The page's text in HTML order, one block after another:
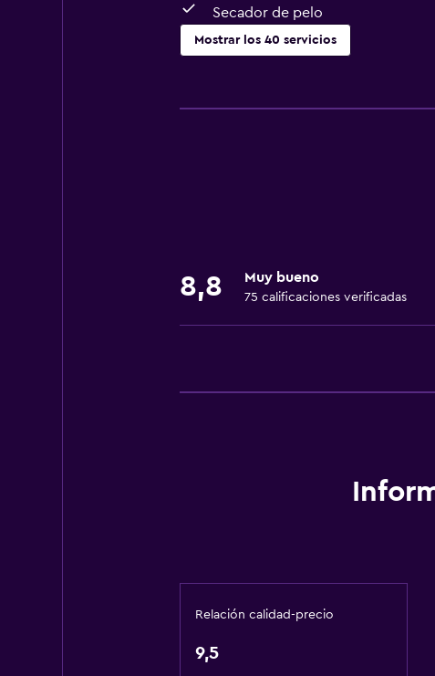
Secador de pelo
Mostrar los 40 servicios
Wifi gratis
Calefacción
Secador de pelo
Vapor
8,8 Muy bueno
75 calificaciones verificadas
Relación calidad-precio
9,5